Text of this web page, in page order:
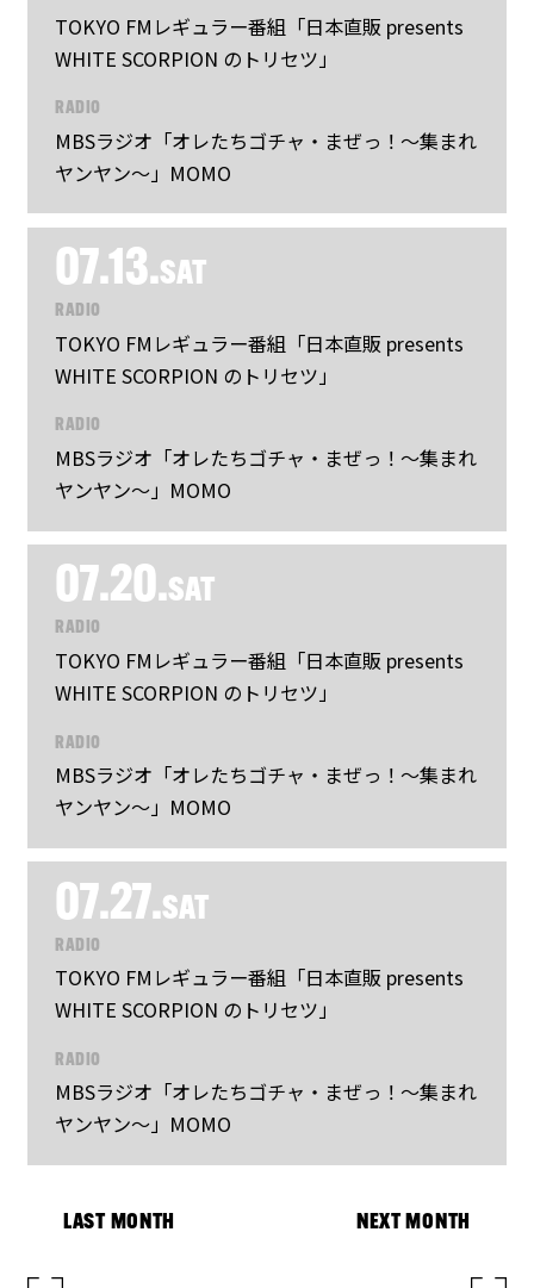
TOKYO FMレギュラー番組「日本直販 presents
WHITE SCORPION のトリセツ」
RADIO
MBSラジオ「オレたちゴチャ・まぜっ！～集まれ
ヤンヤン～」MOMO
07.13.SAT
RADIO
TOKYO FMレギュラー番組「日本直販 presents
WHITE SCORPION のトリセツ」
RADIO
MBSラジオ「オレたちゴチャ・まぜっ！～集まれ
ヤンヤン～」MOMO
07.20.SAT
RADIO
TOKYO FMレギュラー番組「日本直販 presents
WHITE SCORPION のトリセツ」
RADIO
MBSラジオ「オレたちゴチャ・まぜっ！～集まれ
ヤンヤン～」MOMO
07.27.SAT
RADIO
TOKYO FMレギュラー番組「日本直販 presents
WHITE SCORPION のトリセツ」
RADIO
MBSラジオ「オレたちゴチャ・まぜっ！～集まれ
ヤンヤン～」MOMO
LAST MONTH NEXT MONTH